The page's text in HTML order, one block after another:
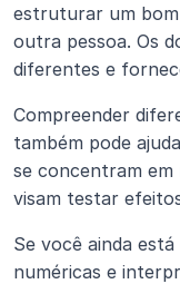
estruturar um
outra pessoa. Os
diferentes e
Compreender
também pode
se concentram
visam testar
Se você ainda
numéricas e